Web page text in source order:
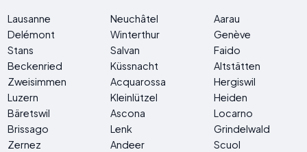
Lausanne Neuchâtel
Aarau
Delémont
Winterthur
Genève
Stans
Salvan
Faido
Beckenried
Küssnacht
Altstätten
Zweisimmen
Acquarossa
Hergiswil
Luzern
Kleinlützel
Heiden
Bäretswil
Ascona
Locarno
Brissago
Lenk
Grindelwald
Zernez
Andeer
Scuol